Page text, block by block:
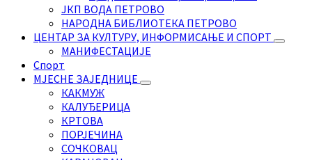
ЈКП ВОДА ПЕТРОВО
НАРОДНА БИБЛИОТЕКА ПЕТРОВО
ЦЕНТАР ЗА КУЛТУРУ, ИНФОРМИСАЊЕ И СПОРТ
МАНИФЕСТАЦИЈЕ
Спорт
МЈЕСНЕ ЗАЈЕДНИЦЕ
КАКМУЖ
КАЛУЂЕРИЦА
КРТОВА
ПОРЈЕЧИНА
СОЧКОВАЦ